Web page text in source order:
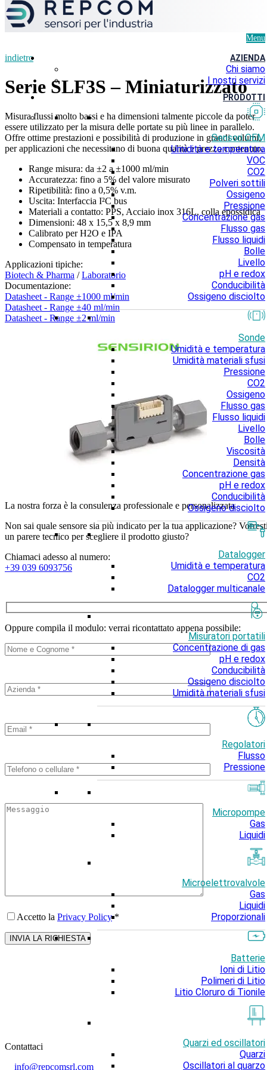
Menu
AZIENDA
Chi siamo
I nostri servizi
PRODOTTI
Sensori OEM
Umidità e temperatura
VOC
CO2
Polveri sottili
Ossigeno
Pressione
Concentrazione gas
Flusso gas
Flusso liquidi
Bolle
Livello
pH e redox
Conducibilità
Ossigeno disciolto
Sonde
Umidità e temperatura
Umidità materiali sfusi
Pressione
CO2
Ossigeno
Flusso gas
Flusso liquidi
Livello
Bolle
Viscosità
Densità
Concentrazione gas
pH e redox
Conducibilità
Ossigeno disciolto
Datalogger
Umidità e temperatura
CO2
Datalogger multicanale
Misuratori portatili
Concentrazione di gas
pH e redox
Conducibilità
Ossigeno disciolto
Umidità materiali sfusi
Regolatori
Flusso
Pressione
Micropompe
Gas
Liquidi
Microelettrovalvole
Gas
Liquidi
Proporzionali
Batterie
Ioni di Litio
Polimeri di Litio
Litio Cloruro di Tionile
Quarzi ed oscillatori
Quarzi
Oscillatori al quarzo
indietro
Serie SLF3S – Miniaturizzato
Misura flussi molto bassi e ha dimensioni talmente piccole da poter
essere utilizzato per la misura delle portate su più linee in parallelo.
Offre ottime prestazioni e possibilità di produzione in grandi volumi,
per applicazioni che necessitano di buona qualità e prezzo contenuto.
Range misura: da ±2 a ±1000 ml/min
Accuratezza: fino a 5% del valore misurato
Ripetibilità: fino a 0,5% v.m.
Uscita: Interfaccia I²C bus
Materiali a contatto: PPS, Acciaio inox 316L, colla epossidica
Dimensioni: 48 x 15,5 x 8,9 mm
Calibrato per H2O e IPA
Compensato in temperatura
Applicazioni tipiche:
Biotech & Pharma /Laboratorio
Documentazione:
Datasheet - Range ±1000 ml/min
Datasheet - Range ±40 ml/min
Datasheet - Range ±2 ml/min
La nostra forza è la consulenza professionale e personalizzata
Non sai quale sensore sia più indicato per la tua applicazione?
un parere tecnico per scegliere il prodotto giusto?
Chiamaci adesso al numero:
+39 039 6093756
Oppure compila il modulo: verrai ricontattato appena possibile:
Accetto la Privacy Policy*
Contattaci
info@repcomsrl.com